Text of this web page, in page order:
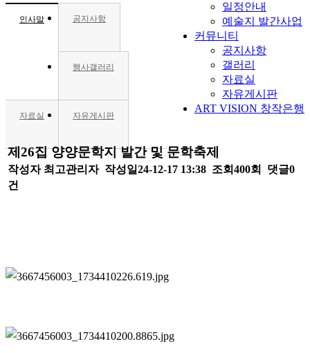
일정안내
예술지 발간사업
커뮤니티
공지사항
갤러리
자료실
자유게시판
ART VISION 창작은행
인사말 공지사항
행사갤러리
자료실 자유게시판
제26집 양양문학지 발간 및 문학축제
작성자 최고관리자작성일24-12-17 13:38 조회400회 댓글0
건